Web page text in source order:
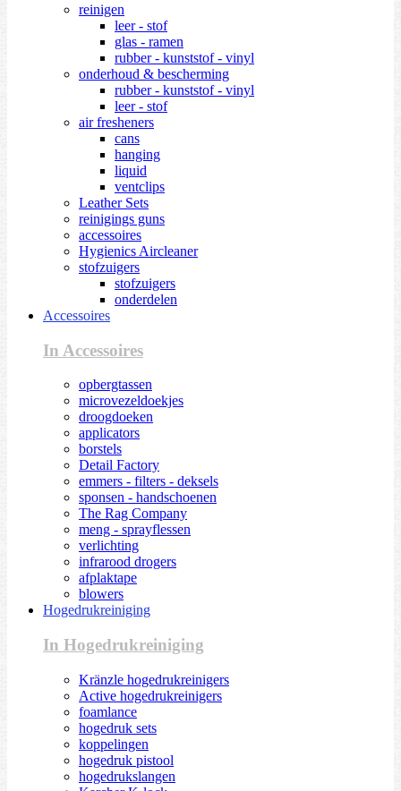
reinigen
leer - stof
glas - ramen
rubber - kunststof - vinyl
onderhoud & bescherming
rubber - kunststof - vinyl
leer - stof
air fresheners
cans
hanging
liquid
ventclips
Leather Sets
reinigings guns
accessoires
Hygienics Aircleaner
stofzuigers
stofzuigers
onderdelen
Accessoires
In Accessoires
opbergtassen
microvezeldoekjes
droogdoeken
applicators
borstels
Detail Factory
emmers - filters - deksels
sponsen - handschoenen
The Rag Company
meng - sprayflessen
verlichting
infrarood drogers
afplaktape
blowers
Hogedrukreiniging
In Hogedrukreiniging
Kränzle hogedrukreinigers
Active hogedrukreinigers
foamlance
hogedruk sets
koppelingen
hogedruk pistool
hogedrukslangen